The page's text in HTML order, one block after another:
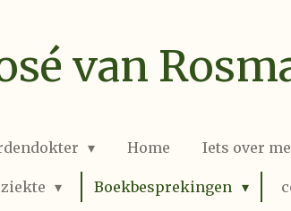
van
Home Iets over
Boekbesprekingen